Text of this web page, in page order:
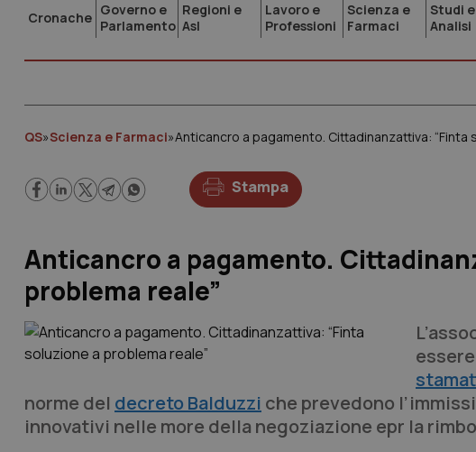
Cronache Governo e
Parlamento
Regioni e
Asl
Lavoro e
Professioni
Scienza e
Farmaci
Studi e
Analisi
QS»Scienza e Farmaci»Anticancro a pagamento. Cittadinanzattiva: “Finta
Stampa
Anticancro a pagamento.
problema reale”
norme del decreto Balduzzi che prevedono
innovativi nelle more della negoziazione epr la